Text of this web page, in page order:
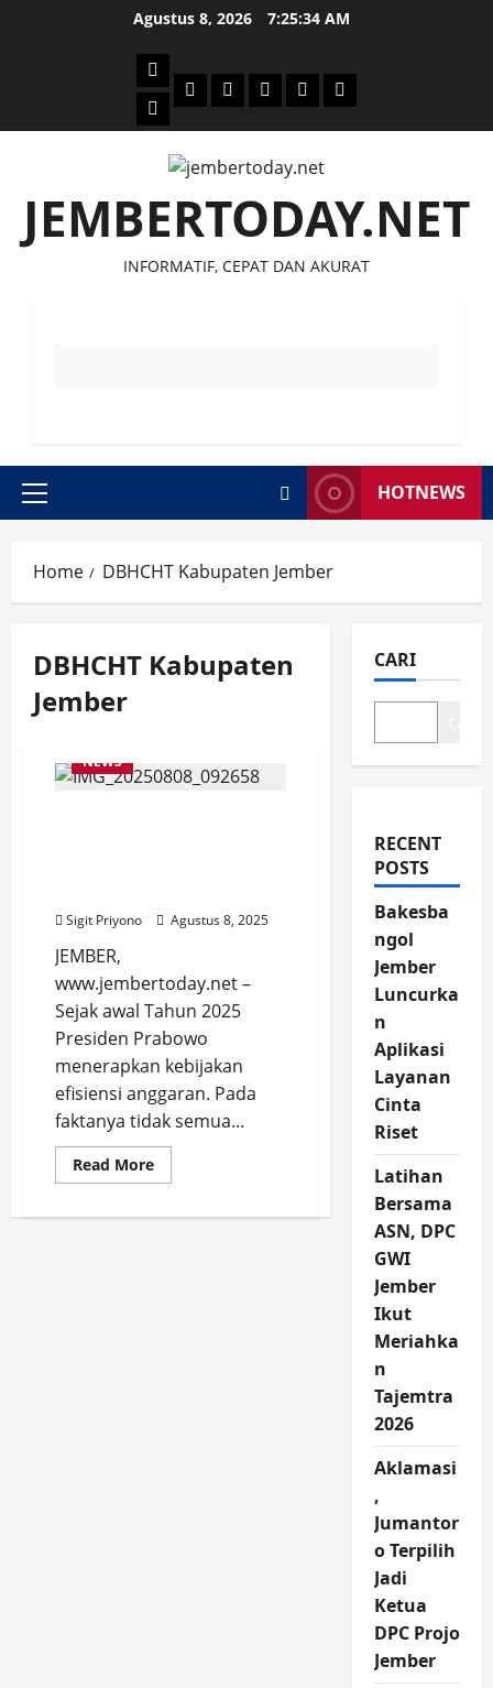
Agustus 8, 2026 7:25:34 AM
Beranda
News
PolitikOtomotifEkonomiSosialtentang
JEMBERTODAY.NET
INFORMATIF, CEPAT DAN AKURAT
Primary
HOTNEWS
Home DBHCHT Kabupaten Jember
DBHCHT Kabupaten
Jember
NEWS
Sigit Priyono Agustus 8, 2025
JEMBER,
www.jembertoday.net –
Sejak awal Tahun 2025
Presiden Prabowo
menerapkan kebijakan
efisiensi anggaran. Pada
faktanya tidak semua...
Read MoreRead
more
tak
CARI
RECENT
POSTS
Bakesba
ngol
Jember
Luncurka
n
Aplikasi
Layanan
Cinta
Riset
Latihan
Bersama
ASN, DPC
GWI
Jember
Ikut
Meriahka
n
Tajemtra
2026
Aklamasi
,
Jumantor
o Terpilih
Jadi
Ketua
DPC Projo
Jember